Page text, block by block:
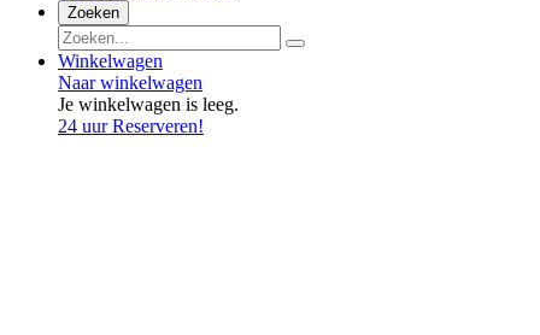
Zoeken
Winkelwagen
Naar winkelwagen
Je winkelwagen is leeg.
24 uur Reserveren!